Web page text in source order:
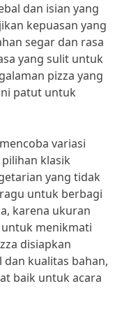
dan isian yang
kepuasan yang
segar dan rasa
yang sulit untuk
pizza yang
patut untuk
variasi
klasik
yang tidak
untuk berbagi
karena ukuran
menikmati
disiapkan
kualitas bahan,
baik untuk acara